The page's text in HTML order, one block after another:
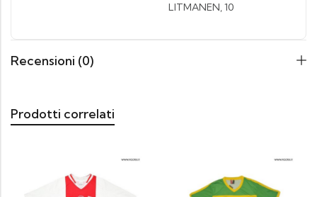
LITMANEN, 10
Recensioni (0)
Prodotti correlati